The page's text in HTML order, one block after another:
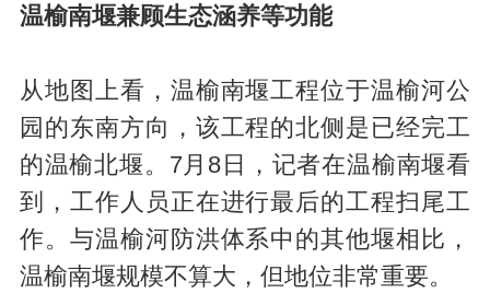
温榆南堰兼顾生态涵养等功能
从地图上看，温榆南堰工程位于温榆河公
园的东南方向，该工程的北侧是已经完工
的温榆北堰。7月8日，记者在温榆南堰看
到，工作人员正在进行最后的工程扫尾工
作。与温榆河防洪体系中的其他堰相比，
温榆南堰规模不算大，但地位非常重要。